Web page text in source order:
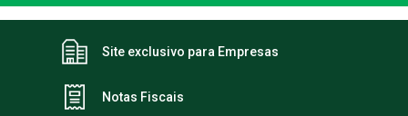
Site exclusivo para Empresas
Notas Fiscais